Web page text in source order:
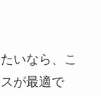
いなら、こ
が最適で